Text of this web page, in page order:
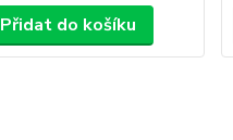
Přidat do košíku